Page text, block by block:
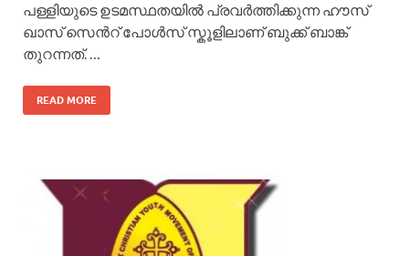
പള്ളിയുടെ ഉടമസ്ഥതയില്‍ പ്രവര്‍ത്തിക്കുന്ന ഹൗസ്
ഖാസ് സെന്‍റ് പോള്‍സ് സ്കൂളിലാണ് ബുക്ക് ബാങ്ക്
തുറന്നത്. …
READ MORE